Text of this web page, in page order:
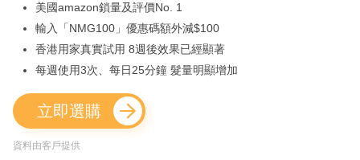
美國amazon鎖量及評價No. 1
輸入「NMG100」優惠碼額外減$100
香港用家真實試用 8週後效果已經顯著
每週使用3次、每日25分鐘 髮量明顯增加
立即選購
資料由客戶提供